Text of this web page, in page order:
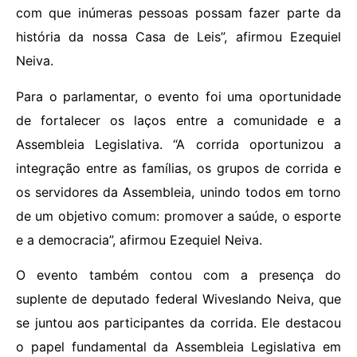
com que inúmeras pessoas possam fazer parte da
história da nossa Casa de Leis”, afirmou Ezequiel
Neiva.
Para o parlamentar, o evento foi uma oportunidade
de fortalecer os laços entre a comunidade e a
Assembleia Legislativa. “A corrida oportunizou a
integração entre as famílias, os grupos de corrida e
os servidores da Assembleia, unindo todos em torno
de um objetivo comum: promover a saúde, o esporte
e a democracia”, afirmou Ezequiel Neiva.
O evento também contou com a presença do
suplente de deputado federal Wiveslando Neiva, que
se juntou aos participantes da corrida. Ele destacou
o papel fundamental da Assembleia Legislativa em